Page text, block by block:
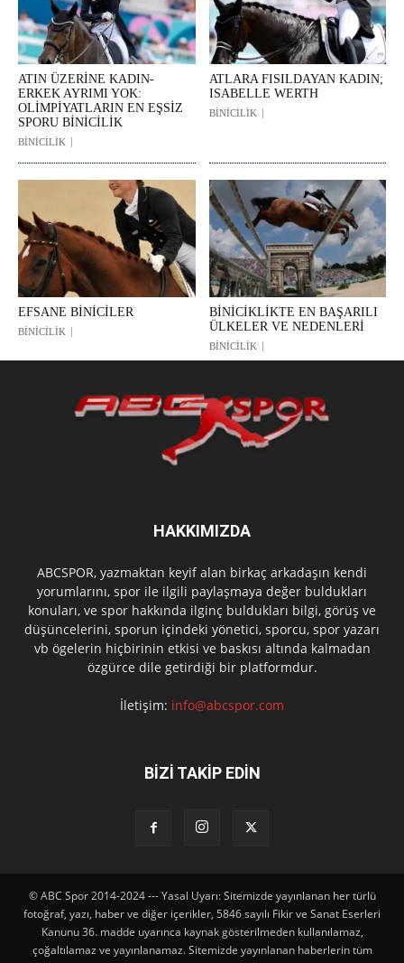
ATIN ÜZERİNE KADIN-
ERKEK AYRIMI YOK:
OLİMPİYATLARIN EN EŞSİZ
SPORU BİNİCİLİK
BİNİCİLİK
ATLARA FISILDAYAN KADIN;
ISABELLE WERTH
BİNİCİLİK
EFSANE BİNİCİLER
BİNİCİLİK
BİNİCİKLİKTE EN BAŞARILI
ÜLKELER VE NEDENLERİ
BİNİCİLİK
HAKKIMIZDA
ABCSPOR, yazmaktan keyif alan birkaç arkadaşın kendi
yorumlarını, spor ile ilgili paylaşmaya değer buldukları
konuları, ve spor hakkında ilginç buldukları bilgi, görüş ve
düşüncelerini, sporun içindeki yönetici, sporcu, spor yazarı
vb ögelerin hiçbirinin etkisi ve baskısı altında kalmadan
özgürce dile getirdiği bir platformdur.
İletişim: info@abcspor.com
BİZİ TAKİP EDİN
© ABC Spor 2014-2024 --- Yasal Uyarı: Sitemizde yayınlanan her türlü
fotoğraf, yazı, haber ve diğer içerikler, 5846 sayılı Fikir ve Sanat Eserleri
Kanunu 36. madde uyarınca kaynak gösterilmeden kullanılamaz,
çoğaltılamaz ve yayınlanamaz. Sitemizde yayınlanan haberlerin tüm